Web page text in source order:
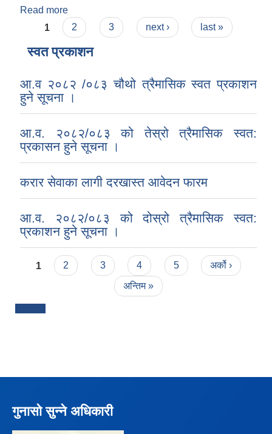
Read more
Pages
1 2 3 next › last »
स्वत प्रकाशन
आ.व २०८२ /०८३ चौथो त्रैमासिक स्वत प्रकाशन
हुने सूचना ।
आ.व. २०८२/०८३ को तेस्रो त्रैमासिक स्वत:
प्रकासन हुने सूचना ।
करार सेवाका लागी दरखास्त आवेदन फारम
आ.व. २०८२/०८३ को दोस्रो त्रैमासिक स्वत:
प्रकाशन हुने सूचना ।
Pages
1 2 3 4 5
अर्को ›
अन्तिम »
गुनासो सुन्ने अधिकारी